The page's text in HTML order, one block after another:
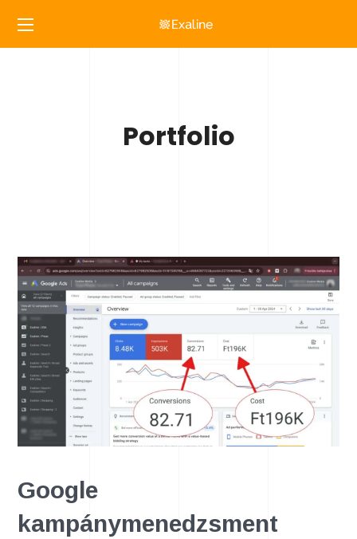
Portfolio
Google
kampánymenedzsment